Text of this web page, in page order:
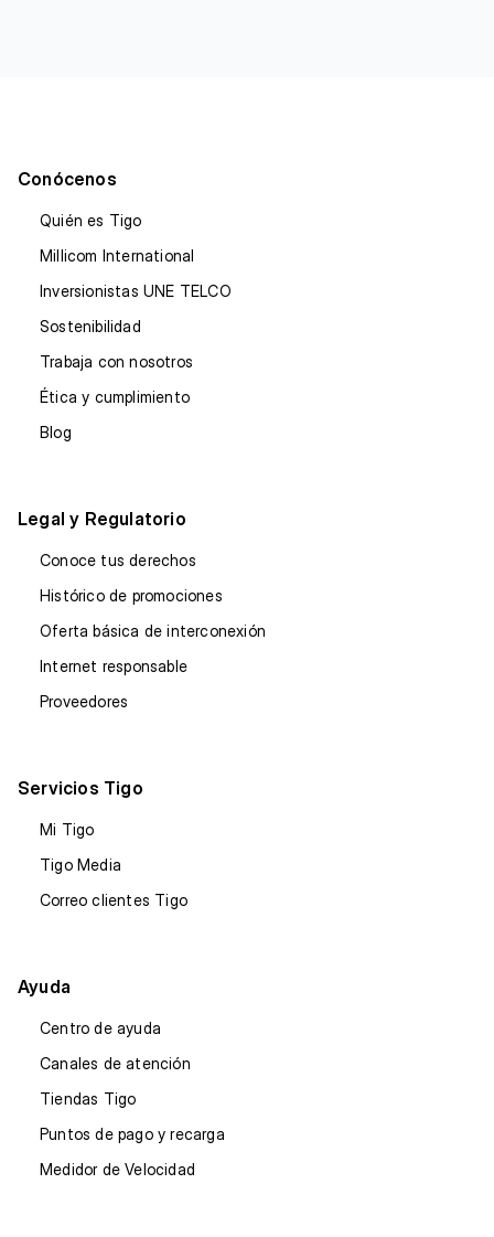
Conócenos
Quién es Tigo
Millicom International
Inversionistas UNE TELCO
Sostenibilidad
Trabaja con nosotros
Ética y cumplimiento
Blog
Legal y Regulatorio
Conoce tus derechos
Histórico de promociones
Oferta básica de interconexión
Internet responsable
Proveedores
Servicios Tigo
Mi Tigo
Tigo Media
Correo clientes Tigo
Ayuda
Centro de ayuda
Canales de atención
Tiendas Tigo
Puntos de pago y recarga
Medidor de Velocidad